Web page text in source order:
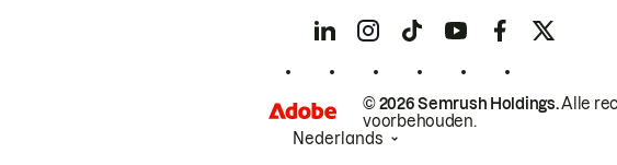
© 2026 Semrush Holdings.Alle
voorbehouden.
Nederlands